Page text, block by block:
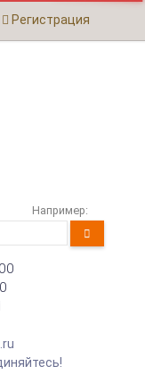
Регистрация
Например: